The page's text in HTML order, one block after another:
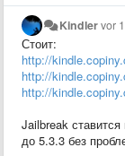
Kindlervor
Стоит:
http://
http://
http://
Jailbreak
до 5.3.3 без